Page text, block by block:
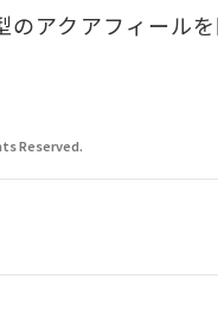
アクアフィール
Reserved.